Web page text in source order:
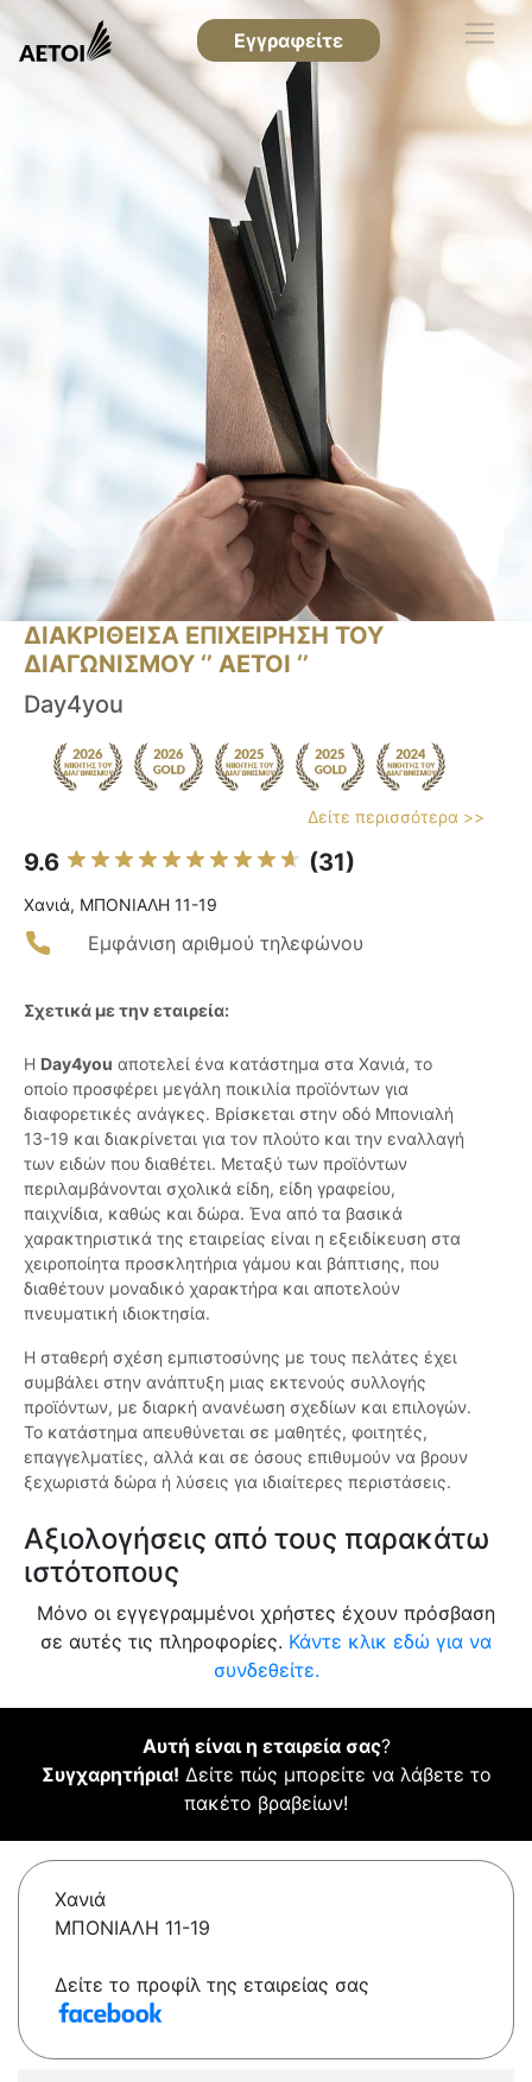
Εγγραφείτε
ΔΙΑΚΡΙΘΕΙΣΑ ΕΠΙΧΕΙΡΗΣΗ ΤΟΥ
ΔΙΑΓΩΝΙΣΜΟΥ ‘’ ΑΕΤΟΙ ‘’
Day4you
Δείτε περισσότερα >>
9.6 (31)
Χανιά, ΜΠΟΝΙΑΛΗ 11-19
Εμφάνιση αριθμού τηλεφώνου
Σχετικά με την εταιρεία:
Η Day4you αποτελεί ένα κατάστημα στα Χανιά, το
οποίο προσφέρει μεγάλη ποικιλία προϊόντων για
διαφορετικές ανάγκες. Βρίσκεται στην οδό Μπονιαλή
13-19 και διακρίνεται για τον πλούτο και την εναλλαγή
των ειδών που διαθέτει. Μεταξύ των προϊόντων
περιλαμβάνονται σχολικά είδη, είδη γραφείου,
παιχνίδια, καθώς και δώρα. Ένα από τα βασικά
χαρακτηριστικά της εταιρείας είναι η εξειδίκευση στα
χειροποίητα προσκλητήρια γάμου και βάπτισης, που
διαθέτουν μοναδικό χαρακτήρα και αποτελούν
πνευματική ιδιοκτησία.
Η σταθερή σχέση εμπιστοσύνης με τους πελάτες έχει
συμβάλει στην ανάπτυξη μιας εκτενούς συλλογής
προϊόντων, με διαρκή ανανέωση σχεδίων και επιλογών.
Το κατάστημα απευθύνεται σε μαθητές, φοιτητές,
επαγγελματίες, αλλά και σε όσους επιθυμούν να βρουν
ξεχωριστά δώρα ή λύσεις για ιδιαίτερες περιστάσεις.
Αξιολογήσεις από τους παρακάτω
ιστότοπους
Μόνο οι εγγεγραμμένοι χρήστες έχουν πρόσβαση
σε αυτές τις πληροφορίες. Κάντε κλικ εδώ για να
συνδεθείτε.
Αυτή είναι η εταιρεία σας?
Συγχαρητήρια! Δείτε πώς μπορείτε να λάβετε το
πακέτο βραβείων!
Χανιά
ΜΠΟΝΙΑΛΗ 11-19
Δείτε το προφίλ της εταιρείας σας